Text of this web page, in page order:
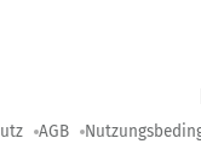
AGB